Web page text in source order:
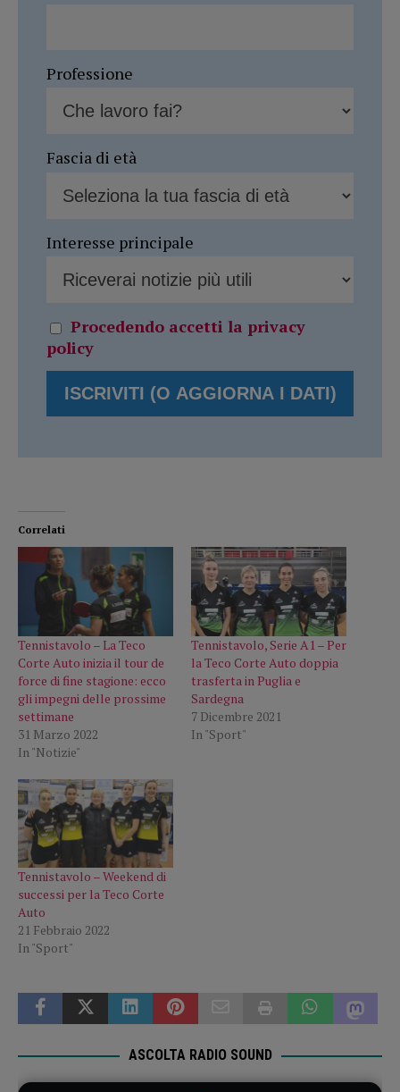
Professione
Fascia di età
Interesse principale
Procedendo accetti la privacy
policy
Correlati
Tennistavolo – La Teco
Corte Auto inizia il tour de
force di fine stagione: ecco
gli impegni delle prossime
settimane
31 Marzo 2022
In "Notizie"
Tennistavolo, Serie A1 – Per
la Teco Corte Auto doppia
trasferta in Puglia e
Sardegna
7 Dicembre 2021
In "Sport"
Tennistavolo – Weekend di
successi per la Teco Corte
Auto
21 Febbraio 2022
In "Sport"
ASCOLTA RADIO SOUND